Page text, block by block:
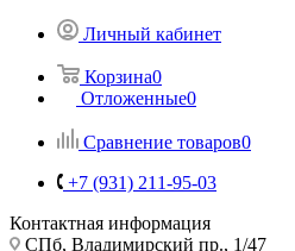
Личный кабинет
Корзина0
Отложенные0
Сравнение товаров0
+7 (931) 211-95-03
Контактная информация
СПб, Владимирский пр., 1/47